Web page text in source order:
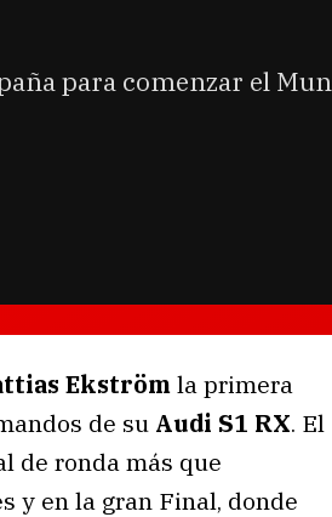
para comenzar el
Ekströmla primera
de su Audi S1 RX. El
de ronda más que
y en la gran Final, donde